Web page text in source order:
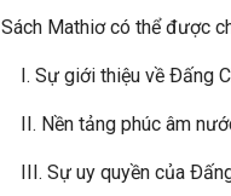
Sách Mathiơ có thể được
I. Sự giới thiệu về Ðấng
II. Nền tảng phúc âm
III. Sự uy quyền của